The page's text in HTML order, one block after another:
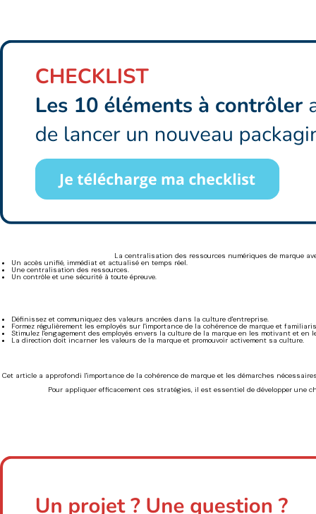
La centralisation des ressources numériques de marque
Un accès unifié, immédiat et actualisé en temps réel.
Une centralisation des ressources.
Un contrôle et une sécurité à toute épreuve.
Définissez et communiquez des valeurs ancrées dans la culture d'entreprise.
Formez régulièrement les employés sur l'importance de la cohérence de marque et
Stimulez l'engagement des employés envers la culture de la marque en les motivant et
La direction doit incarner les valeurs de la marque et promouvoir activement sa culture.
Cet article a approfondi l'importance de la cohérence de marque et les démarches
Pour appliquer efficacement ces stratégies, il est essentiel de développer une